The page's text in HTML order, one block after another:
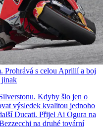
Prohrává s celou Aprilií a boj
jinak
Kdyby šlo jen o
výsledek kvalitou jednoho
Ducati. Přijel Ai Ogura na
na druhé tovární